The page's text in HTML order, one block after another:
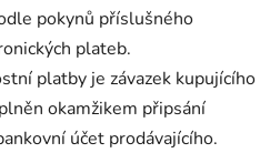
pokynů příslušného
plateb.
platby je závazek kupujícího
okamžikem připsání
účet prodávajícího.